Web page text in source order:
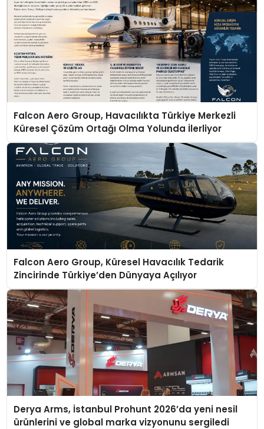
Falcon Aero Group, Havacılıkta Türkiye Merkezli
Küresel Çözüm Ortağı Olma Yolunda İlerliyor
Falcon Aero Group, Küresel Havacılık Tedarik
Zincirinde Türkiye’den Dünyaya Açılıyor
Derya Arms, İstanbul Prohunt 2026’da yeni nesil
ürünlerini ve global marka vizyonunu sergiledi